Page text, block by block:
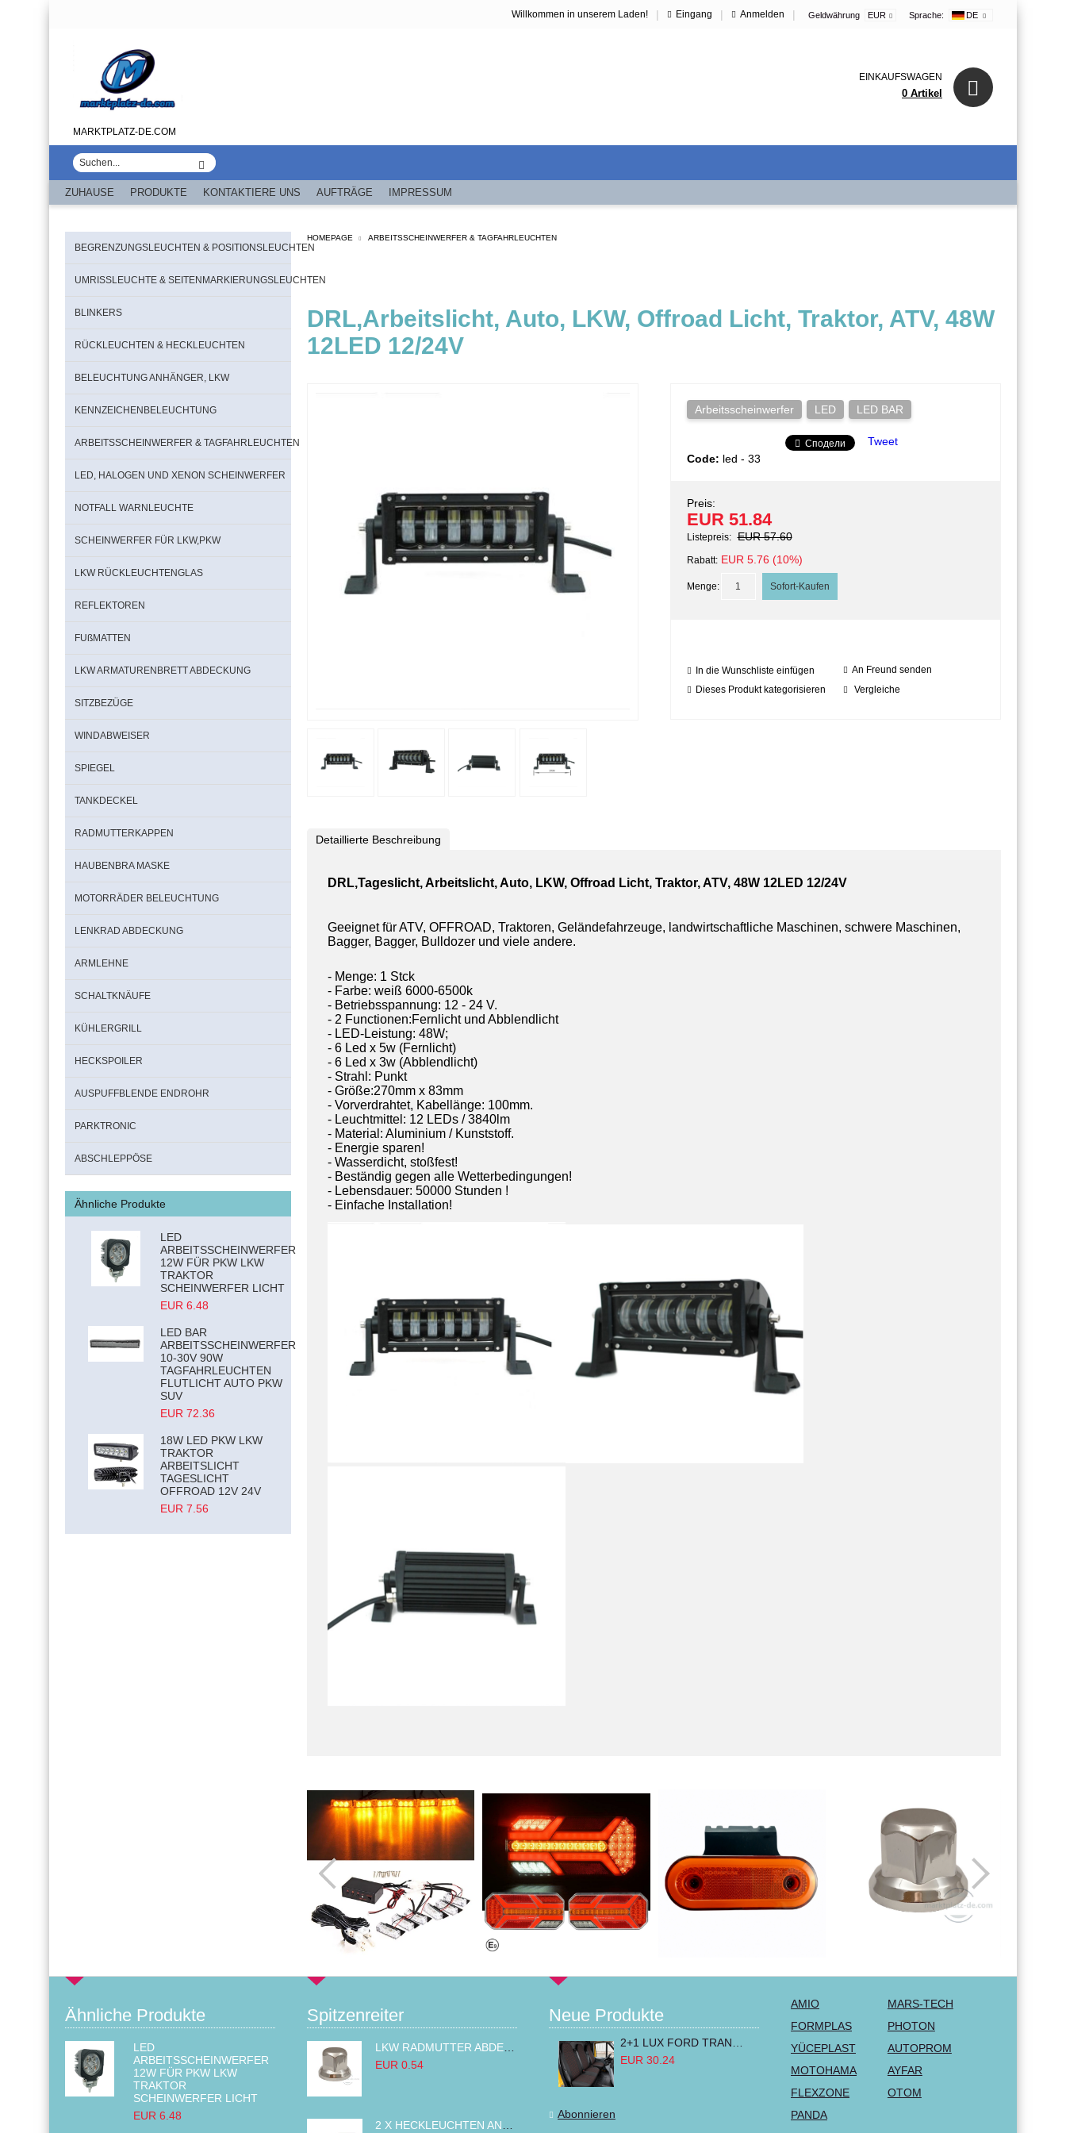
Willkommen in unserem Laden! | Eingang | Anmelden | Geldwährung EUR Sprache: DE
MARKTPLATZ-DE.COM
EINKAUFSWAGEN
0 Artikel
ZUHAUSE PRODUKTE KONTAKTIERE UNS AUFTRÄGE IMPRESSUM
BEGRENZUNGSLEUCHTEN & POSITIONSLEUCHTEN
UMRISSLEUCHTE & SEITENMARKIERUNGSLEUCHTEN
BLINKERS
RÜCKLEUCHTEN & HECKLEUCHTEN
BELEUCHTUNG ANHÄNGER, LKW
KENNZEICHENBELEUCHTUNG
ARBEITSSCHEINWERFER & TAGFAHRLEUCHTEN
LED, HALOGEN UND XENON SCHEINWERFER
NOTFALL WARNLEUCHTE
SCHEINWERFER FÜR LKW,PKW
LKW RÜCKLEUCHTENGLAS
REFLEKTOREN
FUßMATTEN
LKW ARMATURENBRETT ABDECKUNG
SITZBEZÜGE
WINDABWEISER
SPIEGEL
TANKDECKEL
RADMUTTERKAPPEN
HAUBENBRA MASKE
MOTORRÄDER BELEUCHTUNG
LENKRAD ABDECKUNG
ARMLEHNE
SCHALTKNÄUFE
KÜHLERGRILL
HECKSPOILER
AUSPUFFBLENDE ENDROHR
PARKTRONIC
ABSCHLEPPÖSE
Ähnliche Produkte
LED
ARBEITSSCHEINWERFER
12W FÜR PKW LKW
TRAKTOR
SCHEINWERFER LICHT
EUR 6.48
LED BAR
ARBEITSSCHEINWERFER
10-30V 90W
TAGFAHRLEUCHTEN
FLUTLICHT AUTO PKW
SUV
EUR 72.36
18W LED PKW LKW
TRAKTOR
ARBEITSLICHT
TAGESLICHT
OFFROAD 12V 24V
EUR 7.56
HOMEPAGE ARBEITSSCHEINWERFER & TAGFAHRLEUCHTEN
DRL,Arbeitslicht, Auto, LKW, Offroad Licht, Traktor, ATV, 48W
12LED 12/24V
Arbeitsscheinwerfer LED LED BAR
Сподели
Tweet
Code: led - 33
Preis:
EUR 51.84
Listepreis: EUR 57.60
Rabatt: EUR 5.76 (10%)
Menge:
In die Wunschliste einfügen
An Freund senden
Dieses Produkt kategorisieren
Vergleiche
Detaillierte Beschreibung
DRL,Tageslicht, Arbeitslicht, Auto, LKW, Offroad Licht, Traktor, ATV, 48W 12LED 12/24V
Geeignet für ATV, OFFROAD, Traktoren, Geländefahrzeuge, landwirtschaftliche Maschinen, schwere Maschinen,
Bagger, Bagger, Bulldozer und viele andere.
- Menge: 1 Stck
- Farbe: weiß 6000-6500k
- Betriebsspannung: 12 - 24 V.
- 2 Functionen:Fernlicht und Abblendlicht
- LED-Leistung: 48W;
- 6 Led x 5w (Fernlicht)
- 6 Led x 3w (Abblendlicht)
- Strahl: Punkt
- Größe:270mm x 83mm
- Vorverdrahtet, Kabellänge: 100mm.
- Leuchtmittel: 12 LEDs / 3840lm
- Material: Aluminium / Kunststoff.
- Energie sparen!
- Wasserdicht, stoßfest!
- Beständig gegen alle Wetterbedingungen!
- Lebensdauer: 50000 Stunden !
- Einfache Installation!
Ähnliche Produkte
LED
ARBEITSSCHEINWERFER
12W FÜR PKW LKW
TRAKTOR
SCHEINWERFER LICHT
EUR 6.48
Spitzenreiter
LKW RADMUTTER ABDECKKAPPEN SECHSKANT KAPPEN FELGEN BOLZENABDECKUNGEN CHROM 32MM
EUR 0.54
Neue Produkte
EUR 30.24
Abonnieren
AMIO
MARS-TECH
FORMPLAS
PHOTON
YÜCEPLAST
AUTOPROM
MOTOHAMA
AYFAR
FLEXZONE
OTOM
PANDA